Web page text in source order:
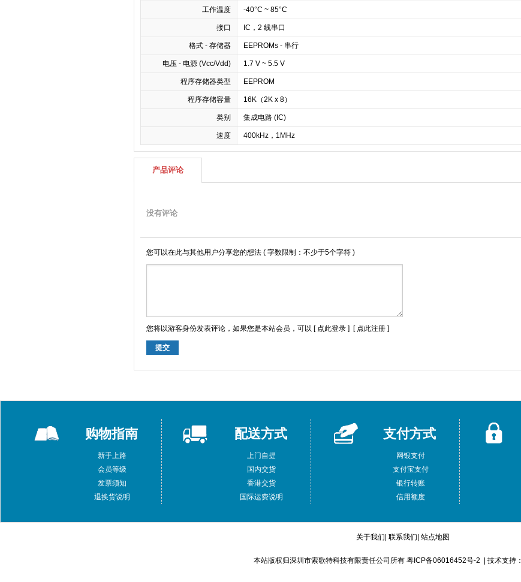
工作温度 -40°C ~ 85°C
接口 IC，2 线串口
格式 - 存储器 EEPROMs - 串行
电压 - 电源 (Vcc/Vdd) 1.7 V ~ 5.5 V
程序存储器类型 EEPROM
程序存储容量 16K（2K x 8）
类别 集成电路 (IC)
速度 400kHz，1MHz
产品评论
没有评论
您可以在此与其他用户分享您的想法 ( 字数限制：不少于5个字符 )
您将以游客身份发表评论，如果您是本站会员，可以 [ 点此登录 ] [ 点此注册 ]
提交
购物指南
新手上路
会员等级
发票须知
退换货说明
配送方式
上门自提
国内交货
香港交货
国际运费说明
支付方式
网银支付
支付宝支付
银行转账
信用额度
关于我们 联系我们 站点地图
本站版权归深圳市索歌特科技有限责任公司所有 粤ICP备06016452号-2 | 技术支持：